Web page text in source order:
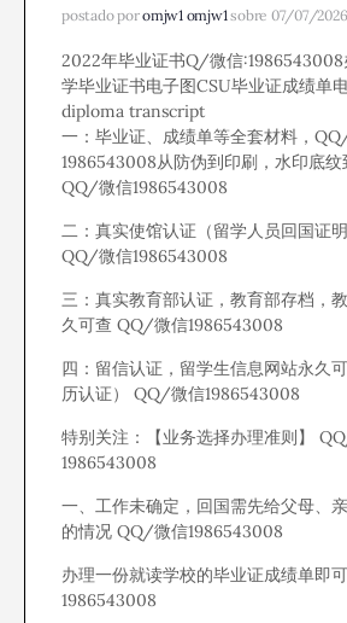
postado poromjw1 omjw1sobre 07/07/
2022年毕业证书Q/微信:1986543008
学毕业证书电子图CSU毕业证成绩单
diploma transcript
一：毕业证、成绩单等全套材料，
1986543008从防伪到印刷，水印底纹
QQ/微信1986543008
二：真实使馆认证（留学人员回国证
QQ/微信1986543008
三：真实教育部认证，教育部存档，
久可查 QQ/微信1986543008
四：留信认证，留学生信息网站永久
历认证） QQ/微信1986543008
特别关注：【业务选择办理准则】
1986543008
一、工作未确定，回国需先给父母、
的情况 QQ/微信1986543008
办理一份就读学校的毕业证成绩单即
1986543008